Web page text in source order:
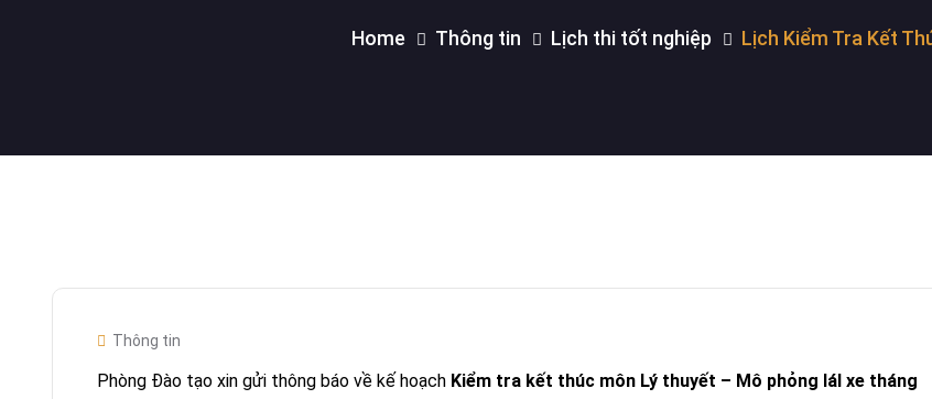
Home Thông tin Lịch thi tốt nghiệp Lịch Kiểm Tra Kết
Thông tin
Phòng Đào tạo xin gửi thông báo về kế hoạch Kiểm tra kết thúc môn Lý thuyết – Mô phỏng láI xe tháng